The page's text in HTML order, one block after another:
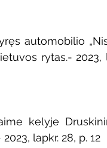
automobilio
rytas.- 2023,
kelyje
lapkr. 28, p. 12